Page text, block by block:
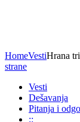
HomeVestiHrana
strane
Vesti
Dešavanja
Pitanja i
::